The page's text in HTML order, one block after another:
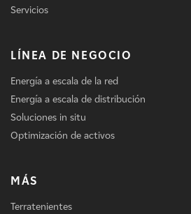
Servicios
LÍNEA DE NEGOCIO
Energía a escala de la red
Energía a escala de distribución
Soluciones in situ
Optimización de activos
MÁS
Terratenientes